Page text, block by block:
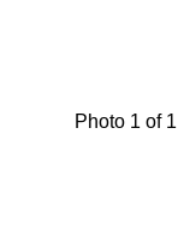
Photo 1 of 1